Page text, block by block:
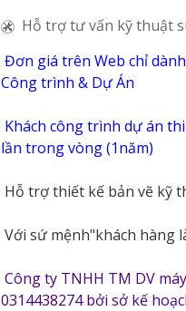
Hỗ trợ tư vấn kỹ thuật
Đơn giá trên Web chỉ
Công trình & Dự Án
Khách công trình dự án
lần trong vòng (1năm)
Hỗ trợ thiết kế bản vẽ kỹ
Với sứ mệnh"khách hàng
Công ty TNHH TM DV
0314438274 bởi sở kế